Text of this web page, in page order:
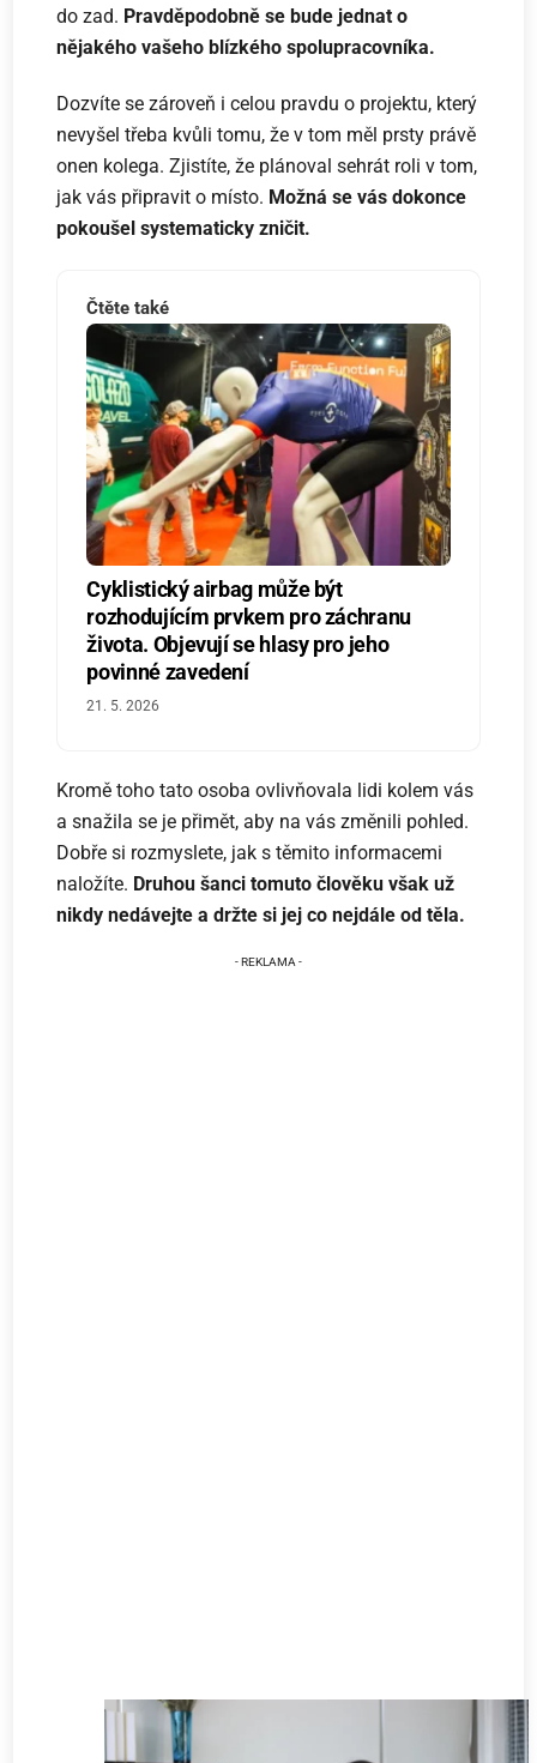
do zad. Pravděpodobně se bude jednat o
nějakého vašeho blízkého spolupracovníka.
Dozvíte se zároveň i celou pravdu o projektu, který
nevyšel třeba kvůli tomu, že v tom měl prsty právě
onen kolega. Zjistíte, že plánoval sehrát roli v tom,
jak vás připravit o místo. Možná se vás dokonce
pokoušel systematicky zničit.
Čtěte také
Cyklistický airbag může být
rozhodujícím prvkem pro záchranu
života. Objevují se hlasy pro jeho
povinné zavedení
21. 5. 2026
Kromě toho tato osoba ovlivňovala lidi kolem vás
a snažila se je přimět, aby na vás změnili pohled.
Dobře si rozmyslete, jak s těmito informacemi
naložíte. Druhou šanci tomuto člověku však už
nikdy nedávejte a držte si jej co nejdále od těla.